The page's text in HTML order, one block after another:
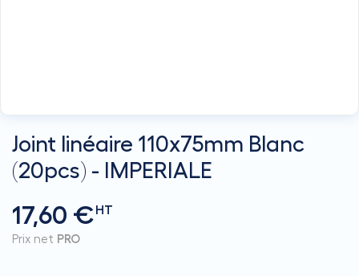
Joint linéaire 110x75mm Blanc
(20pcs) - IMPERIALE
17,60 € HT
Prix net PRO